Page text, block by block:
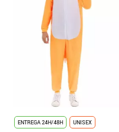
ENTREGA 24H/48H UNISEX